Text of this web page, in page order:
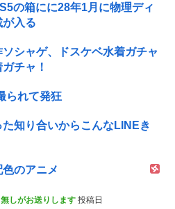
の箱にに28年1月に物理ディ
が入る
ソシャゲ、ドスケベ水着ガチャ
チャ！
られて発狂
知り合いからこんなLINEき
のアニメ
しがお送りします 投稿日